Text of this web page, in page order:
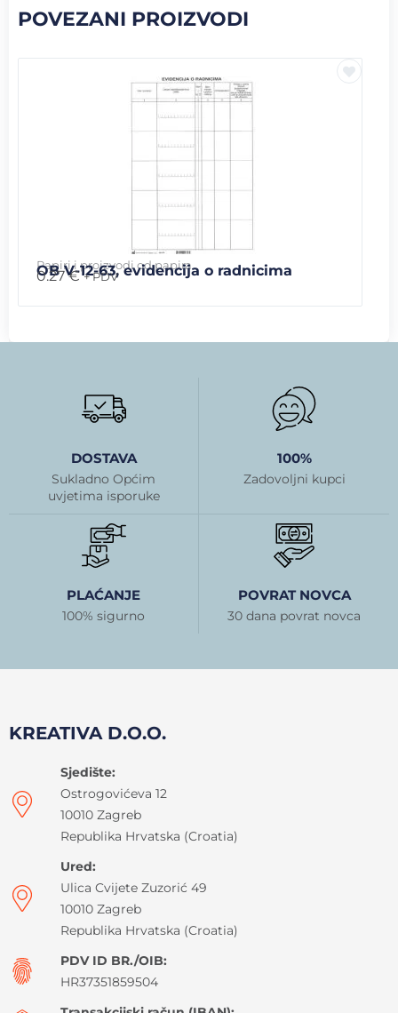
POVEZANI PROIZVODI
Papiri i proizvodi od papira
OB V-12-63, evidencija o radnicima
0.27€ + PDV
DOSTAVA
Sukladno Općim
uvjetima isporuke
100%
Zadovoljni kupci
PLAĆANJE
100% sigurno
POVRAT NOVCA
30 dana povrat novca
KREATIVA D.O.O.
Sjedište:
Ostrogovićeva 12
10010 Zagreb
Republika Hrvatska (Croatia)
Ured:
Ulica Cvijete Zuzorić 49
10010 Zagreb
Republika Hrvatska (Croatia)
PDV ID BR./OIB:
HR37351859504